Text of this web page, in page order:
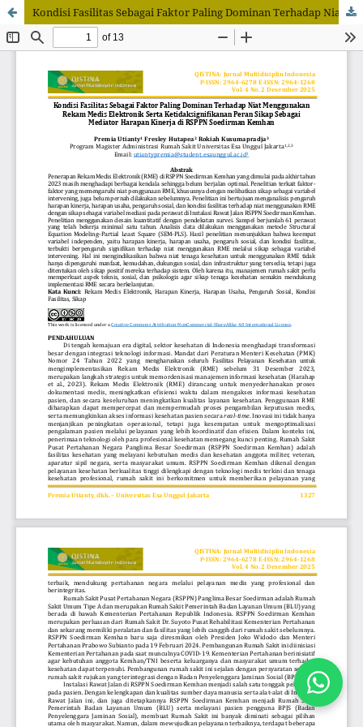
Kondisi Fasilitas Sebagai Faktor Paling Dominan Terhadap Niat Menggunakan Rekam Medis Elektronik Serta Ketidaksignifikanan Peran Sikap Sebagai Mediator Harapan Kinerja di RSPPN Soedirman Kemhan